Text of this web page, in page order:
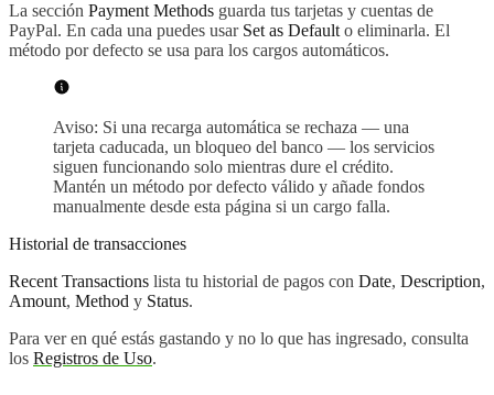
La sección Payment Methods guarda tus tarjetas y cuentas de
PayPal. En cada una puedes usar Set as Default o eliminarla. El
método por defecto se usa para los cargos automáticos.
Aviso: Si una recarga automática se rechaza — una
tarjeta caducada, un bloqueo del banco — los servicios
siguen funcionando solo mientras dure el crédito.
Mantén un método por defecto válido y añade fondos
manualmente desde esta página si un cargo falla.
Historial de transacciones
Recent Transactions lista tu historial de pagos con Date, Description,
Amount, Method y Status.
Para ver en qué estás gastando y no lo que has ingresado, consulta
los Registros de Uso.